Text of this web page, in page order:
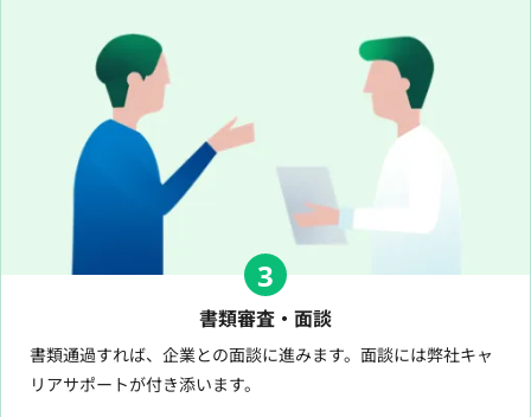
3
書類審査・面談
書類通過すれば、企業との面談に進みます。面談には弊社キャ
リアサポートが付き添います。